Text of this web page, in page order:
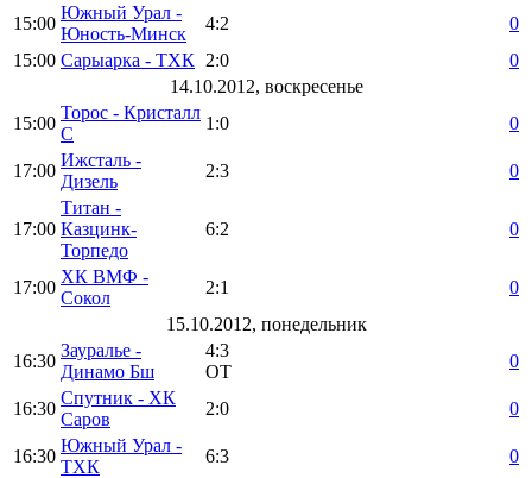
15:00
Южный Урал -
Юность-Минск
4:2
0
15:00 Сарыарка - ТХК 2:0
0
14.10.2012, воскресенье
15:00
Торос - Кристалл
С
1:0 0
17:00
Ижсталь -
Дизель
2:3 0
17:00
Титан -
Казцинк-
Торпедо
6:2 0
17:00
ХК ВМФ -
Сокол
2:1
0
15.10.2012, понедельник
16:30
Зауралье -
Динамо Бш
4:3
ОТ
0
16:30
Спутник - ХК
Саров
2:0 0
16:30
Южный Урал -
ТХК
6:3 0